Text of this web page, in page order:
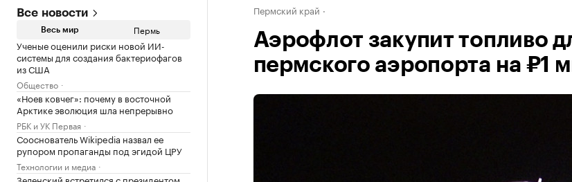
Все новости
Весь мир Пермь
Ученые оценили риски новой ИИ-
системы для создания бактериофагов
из США
Общество
«Ноев ковчег»: почему в восточной
Арктике эволюция шла непрерывно
РБК и УК Первая
Сооснователь Wikipedia назвал ее
рупором пропаганды под эгидой ЦРУ
Технологии и медиа
Зеленский встретился с президентом
Пермский край
Аэрофлот закупит топливо
пермского аэропорта на ₽1